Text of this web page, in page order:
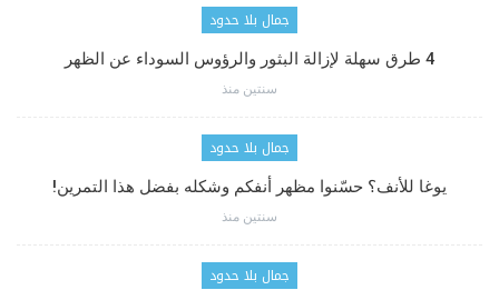
جمال بلا حدود
4 طرق سهلة لإزالة البثور والرؤوس السوداء عن الظهر
سنتين منذ
جمال بلا حدود
يوغا للأنف؟ حسّنوا مظهر أنفكم وشكله بفضل هذا التمرين!
سنتين منذ
جمال بلا حدود